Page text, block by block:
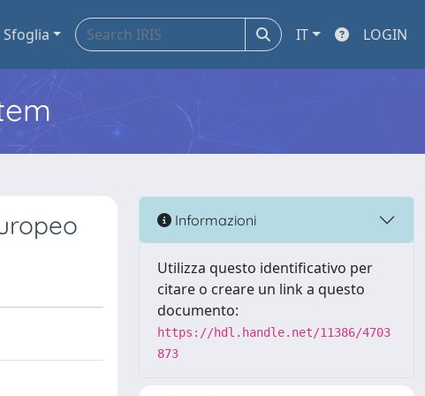
Sfoglia IT LOGIN
Informazioni
Utilizza questo identificativo per
citare o creare un link a questo
documento:
https://hdl.handle.net/11386/4703
873